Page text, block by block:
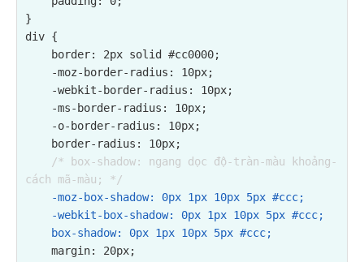
}
div {
/* box-shadow: ngang dọc độ-tràn-màu khoảng-
cách mã-màu; */
-moz-box-shadow: 0px 1px 10px 5px #ccc;
    box-shadow: 0px 1px 10px 5px #ccc;